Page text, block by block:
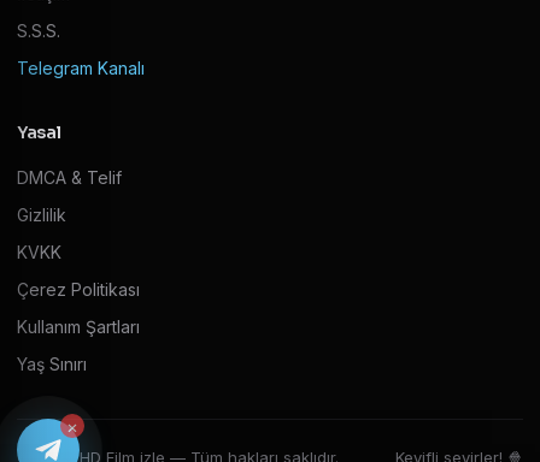
S.S.S.
Telegram Kanalı
Yasal
DMCA & Telif
Gizlilik
KVKK
Çerez Politikası
Kullanım Şartları
Yaş Sınırı
© 2026 HD Film izle — Tüm hakları saklıdır. Keyifli seyirler! 🍿
×